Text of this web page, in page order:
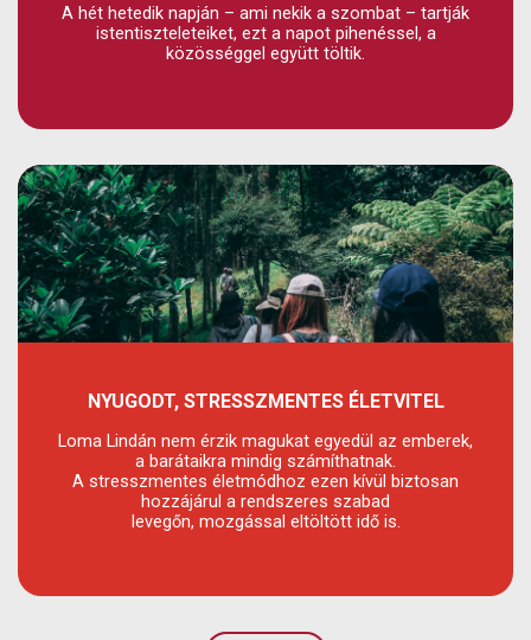
A hét hetedik napján – ami nekik a szombat – tartják
istentiszteleteiket, ezt a napot pihenéssel, a
közösséggel együtt töltik.
NYUGODT, STRESSZMENTES ÉLETVITEL
Loma Lindán nem érzik magukat egyedül az emberek,
a barátaikra mindig számíthatnak.
A stresszmentes életmódhoz ezen kívül biztosan
hozzájárul a rendszeres szabad
levegőn, mozgással eltöltött idő is.